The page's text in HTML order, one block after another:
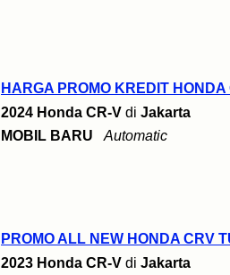
HARGA PROMO KREDIT
2024 Honda CR-V di Jakarta
MOBIL BARU
Automatic
PROMO ALL NEW HONDA CRV
2023 Honda CR-V di Jakarta